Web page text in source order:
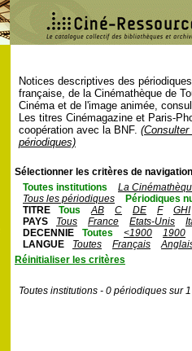
Notices descriptives des
française, de la Cinémathèque de
Cinéma et de l'image animée,
Les titres Cinémagazine et Paris-
coopération avec la BNF.
périodiques)
Sélectionner les critères de
Toutes institutions
La
Tous les périodiques
Périodiques
TITRE
Tous AB C DE F
GHI
PAYS
Tous France Etats-Unis
DECENNIE
Toutes <1900
1900
LANGUE
Toutes Français
Réinitialiser les critères
Toutes institutions - 0 périodiques sur